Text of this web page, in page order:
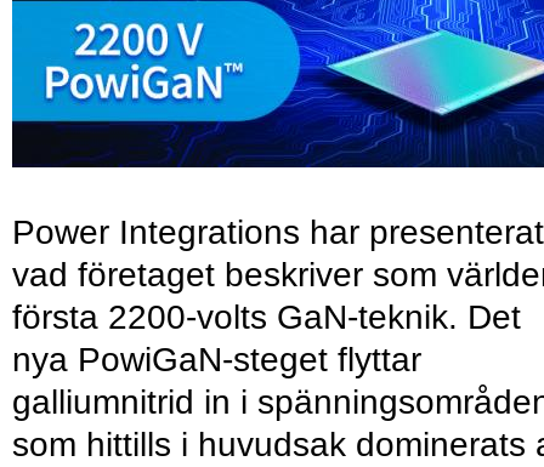
Power Integrations har presenterat
vad företaget beskriver som
första 2200-volts GaN-teknik. Det
nya PowiGaN-steget flyttar
galliumnitrid in i
som hittills i huvudsak dominerats